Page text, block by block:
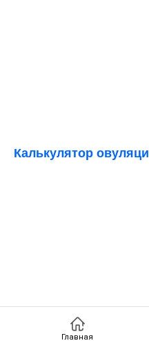
Главная
Калькулятор